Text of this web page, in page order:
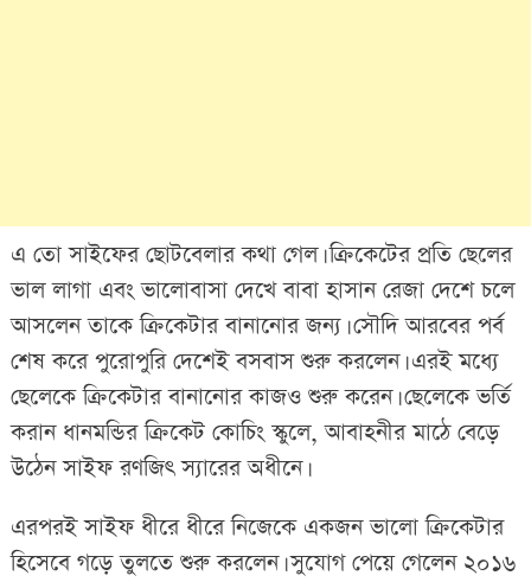
এ তো সাইফের ছোটবেলার কথা গেল। ক্রিকেটের প্রতি ছেলের
ভাল লাগা এবং ভালোবাসা দেখে বাবা হাসান রেজা দেশে চলে
আসলেন তাকে ক্রিকেটার বানানোর জন্য। সৌদি আরবের পর্ব
শেষ করে পুরোপুরি দেশেই বসবাস শুরু করলেন। এরই মধ্যে
ছেলেকে ক্রিকেটার বানানোর কাজও শুরু করেন। ছেলেকে ভর্তি
করান ধানমন্ডির ক্রিকেট কোচিং স্কুলে, আবাহনীর মাঠে বেড়ে
উঠেন সাইফ রণজিৎ স্যারের অধীনে।
এরপরই সাইফ ধীরে ধীরে নিজেকে একজন ভালো ক্রিকেটার
হিসেবে গড়ে তুলতে শুরু করলেন। সুযোগ পেয়ে গেলেন ২০১৬